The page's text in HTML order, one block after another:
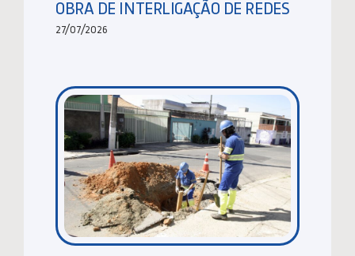
OBRA DE INTERLIGAÇÃO DE REDES
27/07/2026